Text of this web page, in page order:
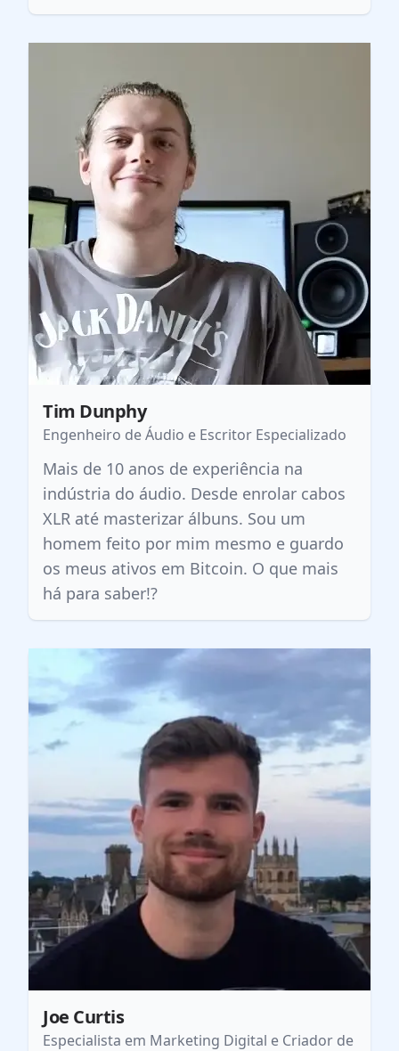
Tim Dunphy
Engenheiro de Áudio e Escritor Especializado
Mais de 10 anos de experiência na
indústria do áudio. Desde enrolar cabos
XLR até masterizar álbuns. Sou um
homem feito por mim mesmo e guardo
os meus ativos em Bitcoin. O que mais
há para saber!?
Joe Curtis
Especialista em Marketing Digital e Criador de